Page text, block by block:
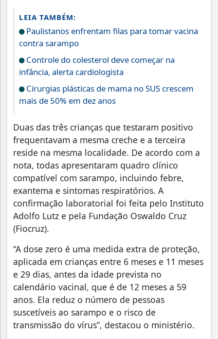
LEIA TAMBÉM:
Paulistanos enfrentam filas para tomar vacina
contra sarampo
Controle do colesterol deve começar na
infância, alerta cardiologista
Cirurgias plásticas de mama no SUS crescem
mais de 50% em dez anos
Duas das três crianças que testaram positivo
frequentavam a mesma creche e a terceira
reside na mesma localidade. De acordo com a
nota, todas apresentaram quadro clínico
compatível com sarampo, incluindo febre,
exantema e sintomas respiratórios. A
confirmação laboratorial foi feita pelo Instituto
Adolfo Lutz e pela Fundação Oswaldo Cruz
(Fiocruz).
“A dose zero é uma medida extra de proteção,
aplicada em crianças entre 6 meses e 11 meses
e 29 dias, antes da idade prevista no
calendário vacinal, que é de 12 meses a 59
anos. Ela reduz o número de pessoas
suscetíveis ao sarampo e o risco de
transmissão do vírus”, destacou o ministério.